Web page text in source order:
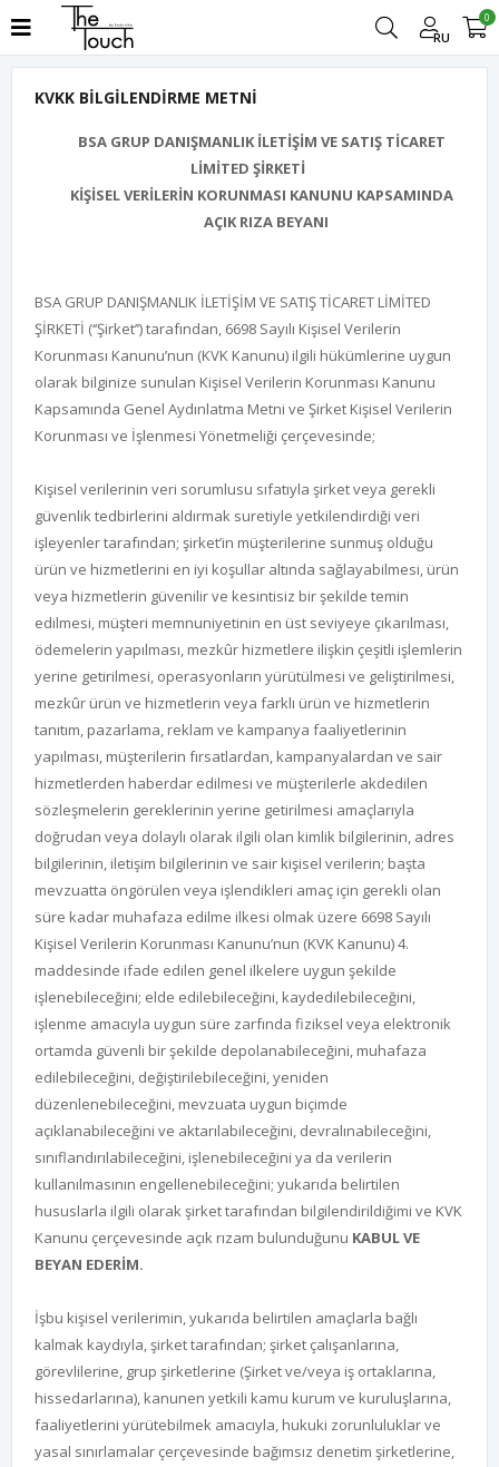
RU
0
KVKK BİLGİLENDİRME METNİ
BSA GRUP DANIŞMANLIK İLETİŞİM VE SATIŞ TİCARET
LİMİTED ŞİRKETİ
KİŞİSEL VERİLERİN KORUNMASI KANUNU KAPSAMINDA
AÇIK RIZA BEYANI
BSA GRUP DANIŞMANLIK İLETİŞİM VE SATIŞ TİCARET LİMİTED
ŞİRKETİ (‘‘Şirket’’) tarafından, 6698 Sayılı Kişisel Verilerin
Korunması Kanunu’nun (KVK Kanunu) ilgili hükümlerine uygun
olarak bilginize sunulan Kişisel Verilerin Korunması Kanunu
Kapsamında Genel Aydınlatma Metni ve Şirket Kişisel Verilerin
Korunması ve İşlenmesi Yönetmeliği çerçevesinde;
Kişisel verilerinin veri sorumlusu sıfatıyla şirket veya gerekli
güvenlik tedbirlerini aldırmak suretiyle yetkilendirdiği veri
işleyenler tarafından; şirket’in müşterilerine sunmuş olduğu
ürün ve hizmetlerini en iyi koşullar altında sağlayabilmesi, ürün
veya hizmetlerin güvenilir ve kesintisiz bir şekilde temin
edilmesi, müşteri memnuniyetinin en üst seviyeye çıkarılması,
ödemelerin yapılması, mezkûr hizmetlere ilişkin çeşitli işlemlerin
yerine getirilmesi, operasyonların yürütülmesi ve geliştirilmesi,
mezkûr ürün ve hizmetlerin veya farklı ürün ve hizmetlerin
tanıtım, pazarlama, reklam ve kampanya faaliyetlerinin
yapılması, müşterilerin fırsatlardan, kampanyalardan ve sair
hizmetlerden haberdar edilmesi ve müşterilerle akdedilen
sözleşmelerin gereklerinin yerine getirilmesi amaçlarıyla
doğrudan veya dolaylı olarak ilgili olan kimlik bilgilerinin, adres
bilgilerinin, iletişim bilgilerinin ve sair kişisel verilerin; başta
mevzuatta öngörülen veya işlendikleri amaç için gerekli olan
süre kadar muhafaza edilme ilkesi olmak üzere 6698 Sayılı
Kişisel Verilerin Korunması Kanunu’nun (KVK Kanunu) 4.
maddesinde ifade edilen genel ilkelere uygun şekilde
işlenebileceğini; elde edilebileceğini, kaydedilebileceğini,
işlenme amacıyla uygun süre zarfında fiziksel veya elektronik
ortamda güvenli bir şekilde depolanabileceğini, muhafaza
edilebileceğini, değiştirilebileceğini, yeniden
düzenlenebileceğini, mevzuata uygun biçimde
açıklanabileceğini ve aktarılabileceğini, devralınabileceğini,
sınıflandırılabileceğini, işlenebileceğini ya da verilerin
kullanılmasının engellenebileceğini; yukarıda belirtilen
hususlarla ilgili olarak şirket tarafından bilgilendirildiğimi ve KVK
Kanunu çerçevesinde açık rızam bulunduğunu KABUL VE
BEYAN EDERİM.
İşbu kişisel verilerimin, yukarıda belirtilen amaçlarla bağlı
kalmak kaydıyla, şirket tarafından; şirket çalışanlarına,
görevlilerine, grup şirketlerine (Şirket ve/veya iş ortaklarına,
hissedarlarına), kanunen yetkili kamu kurum ve kuruluşlarına,
faaliyetlerini yürütebilmek amacıyla, hukuki zorunluluklar ve
yasal sınırlamalar çerçevesinde bağımsız denetim şirketlerine,